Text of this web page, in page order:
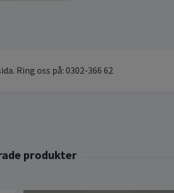
Ring oss på: 0302-366 62